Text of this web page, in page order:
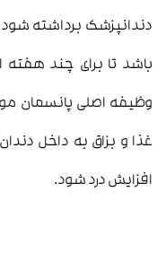
دندانپزشک برداشته
باشد تا برای چند هفته
وظیفه اصلی پانسمان
غذا و بزاق به داخل
افزایش درد شود.